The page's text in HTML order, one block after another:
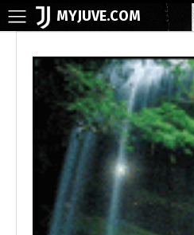
MYJUVE.COM